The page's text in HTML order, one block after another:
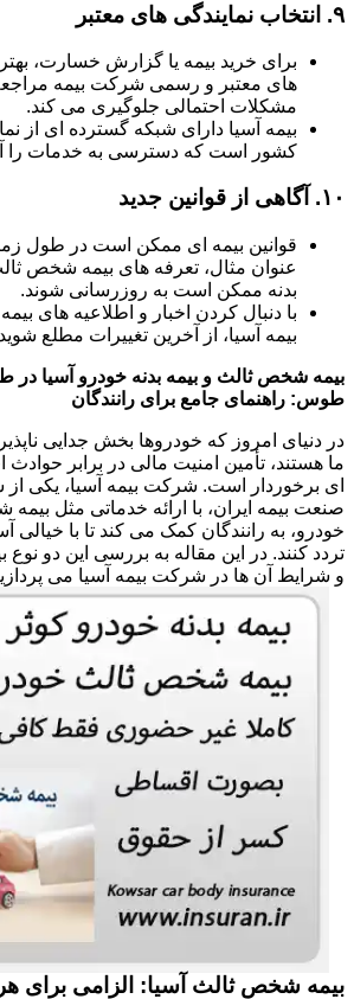
۹. انتخاب نمایندگی های معتبر
برای خرید بیمه یا گزارش خسارت،
های معتبر و رسمی شرکت بیمه مراجعه
مشکلات احتمالی جلوگیری می کند.
بیمه آسیا دارای شبکه گسترده ای از
کشور است که دسترسی به خدمات را
۱۰. آگاهی از قوانین جدید
قوانین بیمه ای ممکن است در طول
عنوان مثال، تعرفه های بیمه شخص
بدنه ممکن است به روزرسانی شوند.
با دنبال کردن اخبار و اطلاعیه های
بیمه آسیا، از آخرین تغییرات مطلع
بیمه شخص ثالث و بیمه بدنه خودرو آسیا
طوس: راهنمای جامع برای رانندگان
در دنیای امروز که خودروها بخش جدایی
ما هستند، تأمین امنیت مالی در برابر حوادث
ای برخوردار است. شرکت بیمه آسیا، یکی
صنعت بیمه ایران، با ارائه خدماتی مثل
خودرو، به رانندگان کمک می کند تا با خیالی
تردد کنند. در این مقاله به بررسی این دو نوع
و شرایط آن ها در شرکت بیمه آسیا می
بیمه شخص ثالث آسیا: الزامی برای هر